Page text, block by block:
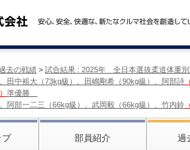
去の戦績 > 試合結果 : 2025年 全日本選抜柔道体重
田中裕大（73kg級）、田嶋剛希（90kg級）、阿部詩
準優勝
阿部一二三（66kg級）、武岡毅（66kg級）、竹内鈴
プ 部員紹介 過